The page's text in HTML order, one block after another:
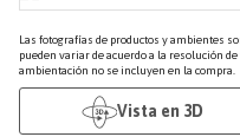
Las fotografías de productos y ambientes
pueden variar de acuerdo a la resolución
ambientación no se incluyen en la compra.
Vista en 3D